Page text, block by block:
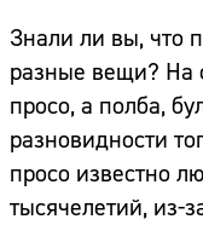
Знали ли вы, что
разные вещи? На
просо, а полба,
разновидности
просо известно
тысячелетий, из-